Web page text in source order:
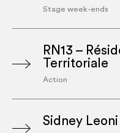
Stage week-ends
RN13 –
Territoriale
Action
Sidney Leoni